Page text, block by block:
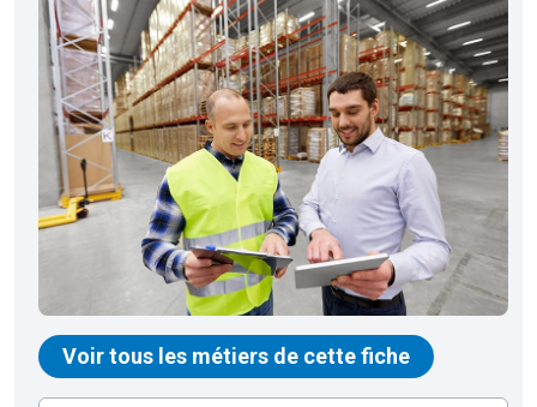
Voir tous les métiers de cette fiche